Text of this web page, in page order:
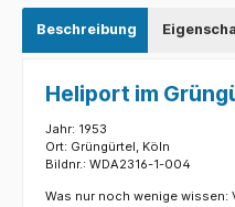
Beschreibung
Heliport im
Jahr: 1953
Ort: Grüngürtel, Köln
Bildnr.: WDA2316-1-004
Was nur noch wenige wissen: